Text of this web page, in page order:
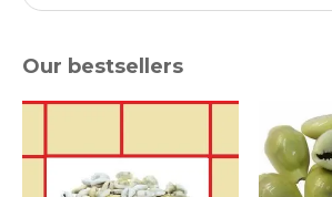
Our bestsellers